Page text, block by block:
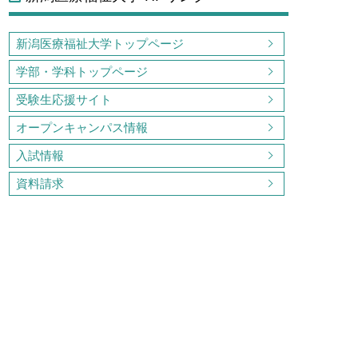
新潟医療福祉大学トップページ
学部・学科トップページ
受験生応援サイト
オープンキャンパス情報
入試情報
資料請求